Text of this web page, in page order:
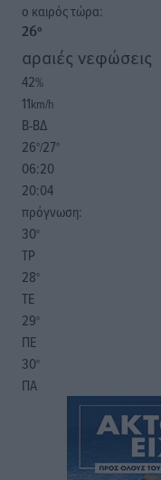
o καιρός τώρα:
26°
αραιές νεφώσεις
42%
11km/h
Β-ΒΔ
26°/27°
06:20
20:04
πρόγνωση:
30°
ΤΡ
28°
ΤΕ
29°
ΠΕ
30°
ΠΑ